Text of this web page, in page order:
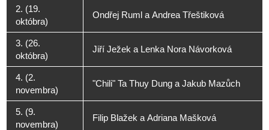
2. (19.
októbra)
Ondřej Ruml a Andrea Třeštiková
3. (26.
októbra)
Jiří Ježek a Lenka Nora Návorková
4. (2.
novembra)
"Chili" Ta Thuy Dung a Jakub Mazůch
5. (9.
novembra)
Filip Blažek a Adriana Mašková